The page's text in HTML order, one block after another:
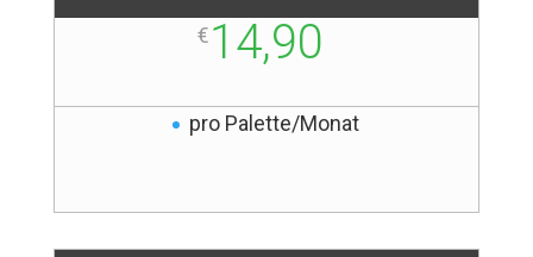
€14,90
pro Palette/Monat